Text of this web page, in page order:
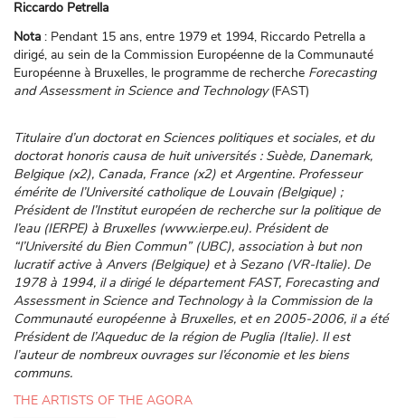
Riccardo Petrella
Nota : Pendant 15 ans, entre 1979 et 1994, Riccardo Petrella a
dirigé, au sein de la Commission Européenne de la Communauté
Européenne à Bruxelles, le programme de recherche Forecasting
and Assessment in Science and Technology (FAST)
Titulaire d’un doctorat en Sciences politiques et sociales, et du
doctorat honoris causa de huit universités : Suède, Danemark,
Belgique (x2), Canada, France (x2) et Argentine. Professeur
émérite de l’Université catholique de Louvain (Belgique) ;
Président de l’Institut européen de recherche sur la politique de
l’eau (IERPE) à Bruxelles (www.ierpe.eu). Président de
“l’Université du Bien Commun” (UBC), association à but non
lucratif active à Anvers (Belgique) et à Sezano (VR-Italie). De
1978 à 1994, il a dirigé le département FAST, Forecasting and
Assessment in Science and Technology à la Commission de la
Communauté européenne à Bruxelles, et en 2005-2006, il a été
Président de l’Aqueduc de la région de Puglia (Italie). Il est
l’auteur de nombreux ouvrages sur l’économie et les biens
communs.
THE ARTISTS OF THE AGORA